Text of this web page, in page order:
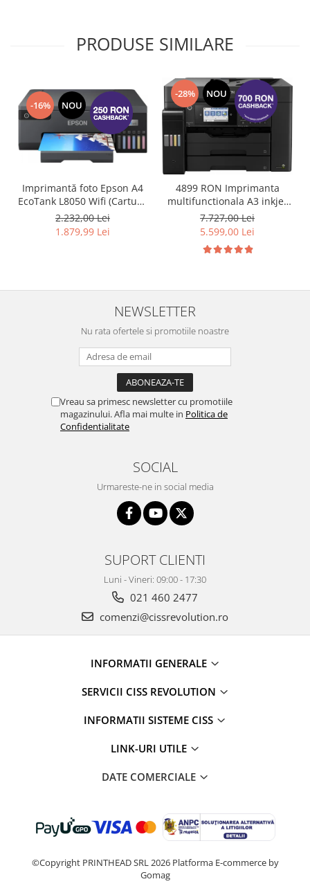
PRODUSE SIMILARE
-16% NOU
Imprimantă foto Epson A4
EcoTank L8050 Wifi (Cartuse
de mare capacitate) #
2.232,00 Lei
1.879,99 Lei
-28% NOU
4899 RON Imprimanta
multifunctionala A3 inkjet
Epson L15160 Wi-Fi, ADF,
Duplex, imprimare fata-
verso, scanare fata-verso,
copiere si fax #
7.727,00 Lei
5.599,00 Lei
NEWSLETTER
Nu rata ofertele si promotiile noastre
Vreau sa primesc newsletter cu promotiile
magazinului. Afla mai multe in Politica de
Confidentialitate
SOCIAL
Urmareste-ne in social media
SUPORT CLIENTI
Luni - Vineri: 09:00 - 17:30
021 460 2477
comenzi@cissrevolution.ro
INFORMATII GENERALE
SERVICII CISS REVOLUTION
INFORMATII SISTEME CISS
LINK-URI UTILE
DATE COMERCIALE
©Copyright PRINTHEAD SRL 2026 Platforma E-commerce by
Gomag